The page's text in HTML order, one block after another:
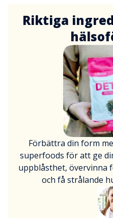
Riktiga
Förbättra din form
superfoods för att ge
uppblåsthet, övervinna
och få strålande